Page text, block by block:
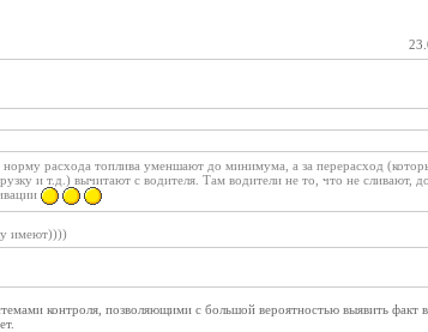
расхода топлива уменшают до минимума, а за перерасход
и т.д.) вычитают с водителя. Там водители не то, что не сливают,
имеют))))
контроля, позволяющими с большой вероятностью выявить факт